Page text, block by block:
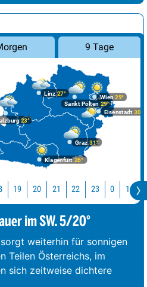
9 Tage
Graz31°
Klagenfurt 26°
Linz27°
23°
Wien 29°
Eisenstadt 30°
Sankt Pölten 29°
19 20 21 22 23 0 1
im SW. 5/20°
weiterhin für sonnigen
Teilen Österreichs, im
sich zeitweise dichtere